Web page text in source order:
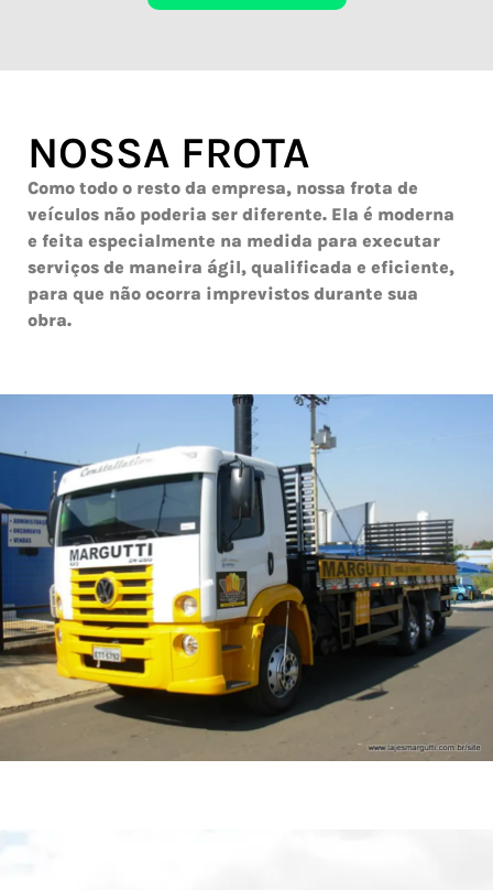
NOSSA FROTA
Como todo o resto da empresa, nossa frota de
veículos não poderia ser diferente. Ela é moderna
e feita especialmente na medida para executar
serviços de maneira ágil, qualificada e eficiente,
para que não ocorra imprevistos durante sua
obra.